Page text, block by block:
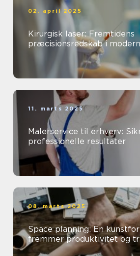
02. april 2025
Kirurgisk laser: Fremtidens
præcisionsredskab i
11. marts 2025
Malerservice til erhverv:
professionelle resultater
08. marts 2025
Space planning: En
fremmer produktivitet og